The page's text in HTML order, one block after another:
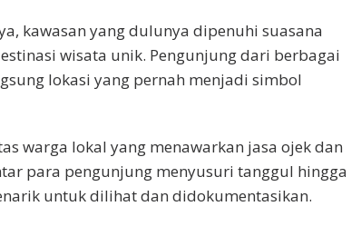
kawasan yang dulunya dipenuhi suasana
wisata unik. Pengunjung dari berbagai
lokasi yang pernah menjadi simbol
warga lokal yang menawarkan jasa ojek dan
para pengunjung menyusuri tanggul hingga
untuk dilihat dan didokumentasikan.